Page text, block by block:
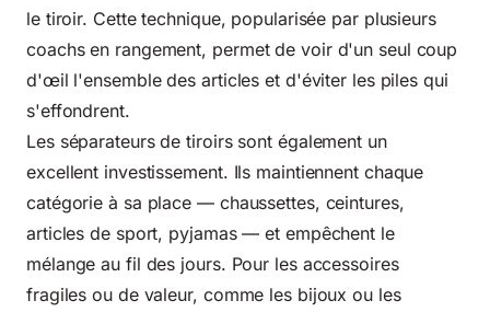
le tiroir. Cette technique, popularisée par plusieurs
coachs en rangement, permet de voir d'un seul coup
d'œil l'ensemble des articles et d'éviter les piles qui
s'effondrent.
Les séparateurs de tiroirs sont également un
excellent investissement. Ils maintiennent chaque
catégorie à sa place — chaussettes, ceintures,
articles de sport, pyjamas — et empêchent le
mélange au fil des jours. Pour les accessoires
fragiles ou de valeur, comme les bijoux ou les